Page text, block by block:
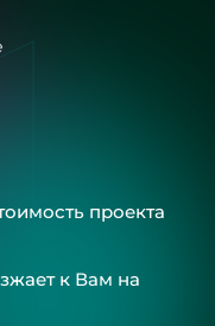
проекта
к Вам на